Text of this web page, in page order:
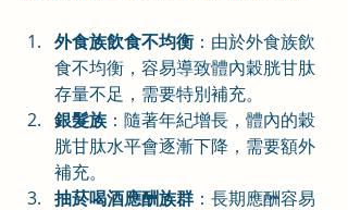
外食族飲食不均衡 ：由於外食族飲
食不均衡，容易導致體內穀胱甘肽
存量不足，需要特別補充。
銀髮族 ：隨著年紀增長，體內的穀
胱甘肽水平會逐漸下降，需要額外
補充。
抽菸喝酒應酬族群 ：長期應酬容易